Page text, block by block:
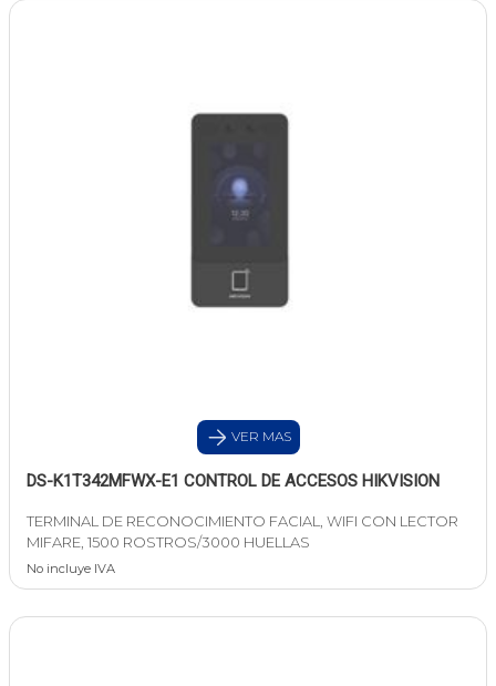
VER MAS
DS-K1T342MFWX-E1 CONTROL DE ACCESOS HIKVISION
TERMINAL DE RECONOCIMIENTO FACIAL, WIFI CON LECTOR
MIFARE, 1500 ROSTROS/3000 HUELLAS
No incluye IVA